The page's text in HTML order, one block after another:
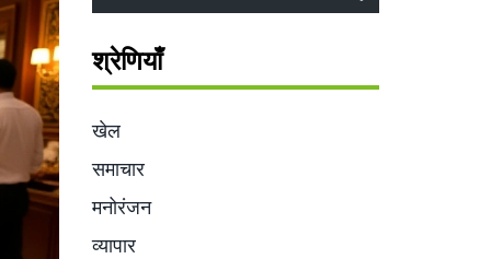
श्रेणियाँ
खेल
समाचार
मनोरंजन
व्यापार